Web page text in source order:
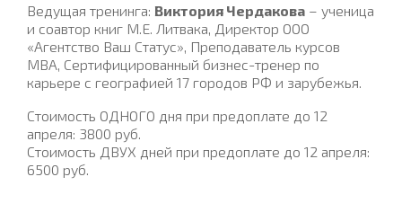
Ведущая тренинга: Виктория Чердакова – ученица
и соавтор книг М.Е. Литвака, Директор ООО
«Агентство Ваш Статус», Преподаватель курсов
MBA, Сертифицированный бизнес-тренер по
карьере с географией 17 городов РФ и зарубежья.
Стоимость ОДНОГО дня при предоплате до 12
апреля: 3800 руб.
Стоимость ДВУХ дней при предоплате до 12 апреля:
6500 руб.